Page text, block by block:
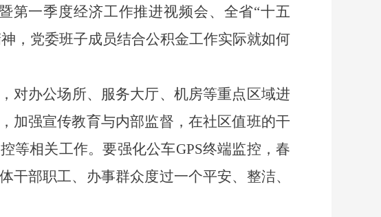
第一季度经济工作推进视频会、全省“十五
，党委班子成员结合公积金工作实际就如何
对办公场所、服务大厅、机房等重点区域进
加强宣传教育与内部监督，在社区值班的干
等相关工作。要强化公车GPS终端监控，春
部职工、办事群众度过一个平安、整洁、